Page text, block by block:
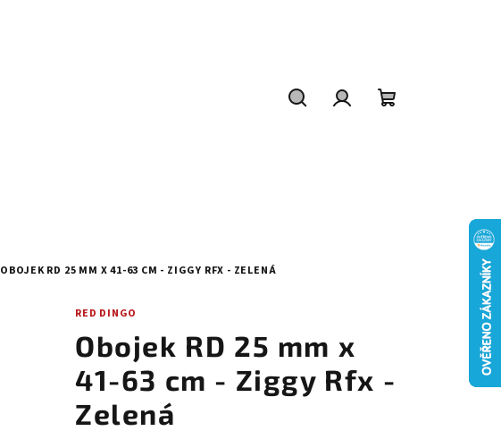
OBOJEK RD 25 MM X 41-63 CM - ZIGGY RFX - ZELENÁ
RED DINGO
Obojek RD 25 mm x
41-63 cm - Ziggy Rfx -
Zelená